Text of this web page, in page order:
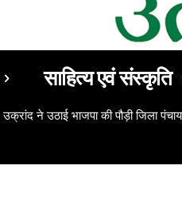
साहित्य एवं संस्कृति
उक्रांद ने उठाई भाजपा की पौड़ी जिला